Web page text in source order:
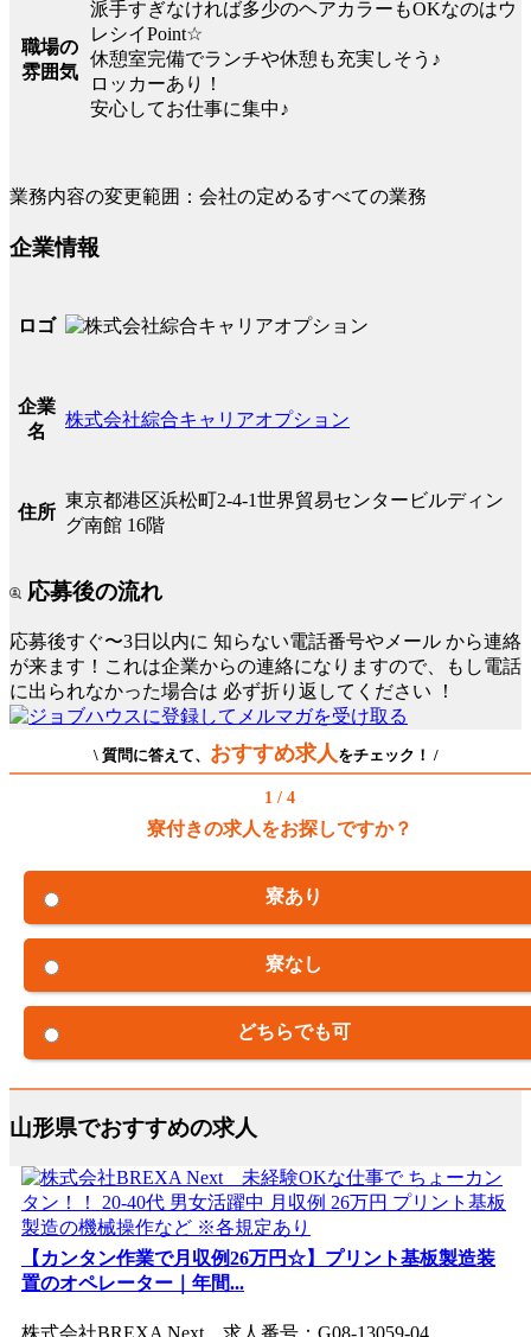
職場の
雰囲気
派手すぎなければ多少のヘアカラーもOKなのはウ
レシイPoint☆
休憩室完備でランチや休憩も充実しそう♪
ロッカーあり！
安心してお仕事に集中♪
業務内容の変更範囲：会社の定めるすべての業務
企業情報
ロゴ
企業
名
株式会社綜合キャリアオプション
住所
東京都港区浜松町2-4-1世界貿易センタービルディン
グ南館 16階
応募後の流れ
応募後すぐ〜3日以内に 知らない電話番号やメール から連絡
が来ます！これは企業からの連絡になりますので、もし電話
に出られなかった場合は 必ず折り返してください ！
\ 質問に答えて、 おすすめ求人をチェック！ /
1 / 4
寮付きの求人をお探しですか？
寮あり
寮なし
どちらでも可
山形県でおすすめの求人
【カンタン作業で月収例26万円☆】プリント基板製造装
置のオペレーター｜年間...
株式会社BREXA Next 求人番号：G08-13059-04